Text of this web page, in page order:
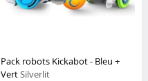
Pack robots Kickabot - Bleu +
VertSilverlit